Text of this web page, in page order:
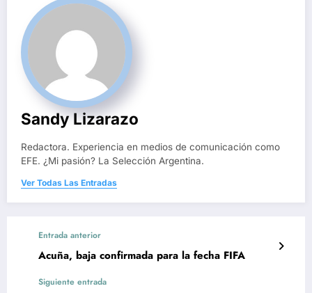
Sandy Lizarazo
Redactora. Experiencia en medios de comunicación como
EFE. ¿Mi pasión? La Selección Argentina.
Ver Todas Las Entradas
Entrada anterior
Acuña, baja confirmada para la fecha FIFA
Siguiente entrada